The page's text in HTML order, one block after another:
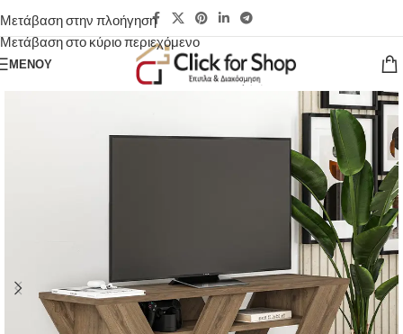
Μετάβαση στην πλοήγηση
Μετάβαση στο κύριο περιεχόμενο
ΜΕΝΟΎ